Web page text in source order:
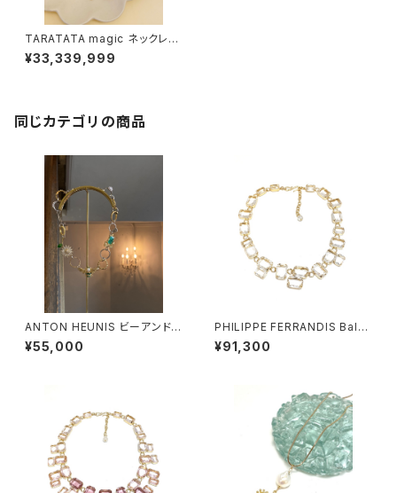
TARATATA magic ネックレス
#2
¥33,339,999
同じカテゴリの商品
ANTON HEUNIS ビーアンドデ
イジー コネクトリングネックレ
ス
¥55,000
PHILIPPE FERRANDIS Balé
ares ネックレス #2
¥91,300